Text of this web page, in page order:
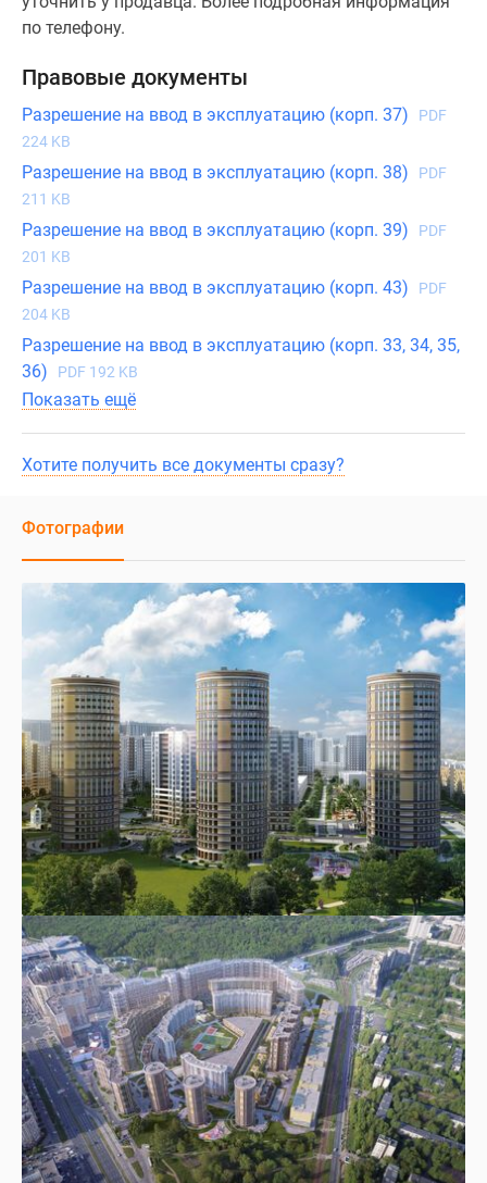
по телефону.
Правовые документы
Разрешение на ввод в эксплуатацию (корп. 37)
PDF
224 KB
Разрешение на ввод в эксплуатацию (корп. 38)
PDF
211 KB
Разрешение на ввод в эксплуатацию (корп. 39)
PDF
201 KB
Разрешение на ввод в эксплуатацию (корп. 43)
PDF
204 KB
Разрешение на ввод в эксплуатацию (корп. 33, 34, 35,
36)
PDF 192 KB
Показать ещё
Хотите получить все документы сразу?
Фотографии